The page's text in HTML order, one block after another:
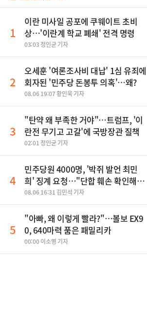
1
이란 미사일 공포에 쿠웨이트 초비
상…'이란계 학교 폐쇄' 전격 명령
03:03 정인균 기자
2
오세훈 '여론조사비 대납' 1심 유죄에
회자된 '민주당 돈봉투 의혹'…왜?
08.06 19:07 황인욱 기자
3
"탄약 왜 부족한 거야"…트럼프, '이
란전 무기고 고갈'에 국방장관 질책
02:01 정인균 기자
4
민주당원 4000명, '박쥐 발언 최민
희' 징계 요청…"단합 훼손 확인해
야"
08.06 16:31 김민석 기자
5
"아빠, 왜 이렇게 빨라?"…볼보 EX9
0, 640마력 품은 패밀리카
00:00 이소영 기자